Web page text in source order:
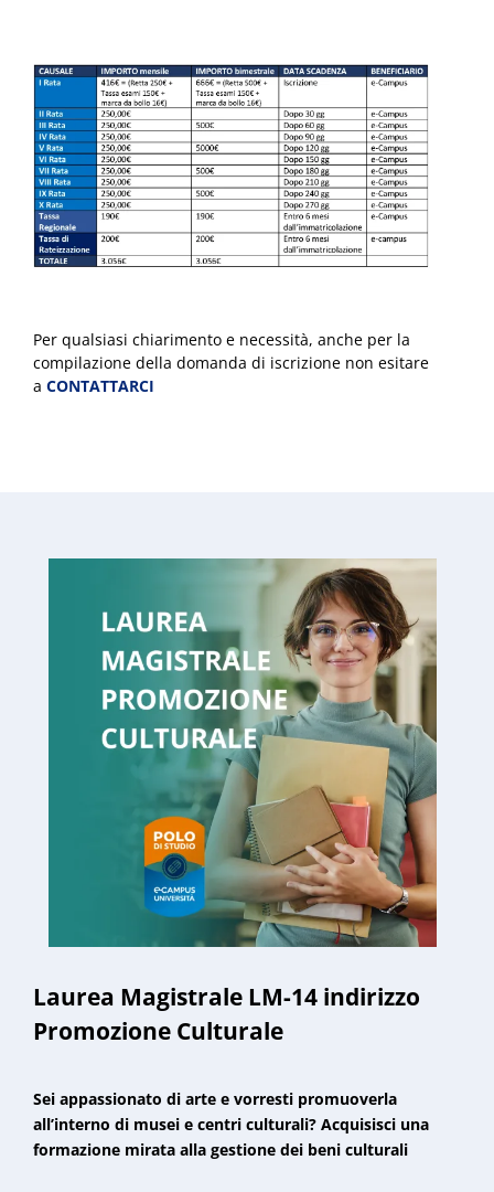
Per qualsiasi chiarimento e necessità, anche per la
compilazione della domanda di iscrizione non esitare
a CONTATTARCI
Laurea Magistrale LM-14 indirizzo
Promozione Culturale
Sei appassionato di arte e vorresti promuoverla
all’interno di musei e centri culturali? Acquisisci una
formazione mirata alla gestione dei beni culturali